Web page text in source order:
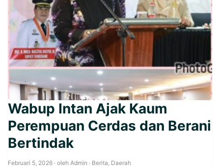
Wabup Intan Ajak Kaum
Perempuan Cerdas dan Berani
Bertindak
Februari 5, 2026 · oleh Admin · Berita, Daerah